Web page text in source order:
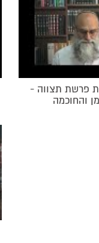
פרשת תצווה -
והחוכמה